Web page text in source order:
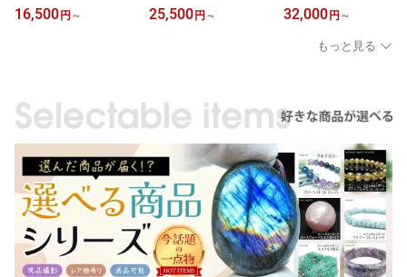
る ミニ アメジスト ドー
ム 卓上サイズ 原石 晶洞
料
16,500 円 ～
る サークルジオード 原
石 amethyst 卓上サイズ
25,500 円 ～
送料無料 一点物 ジオー
ド アメジストカペーラ
アメジスト ドーム ameth
yst パワーストーン 天然
32,000 円 ～
もっと見る